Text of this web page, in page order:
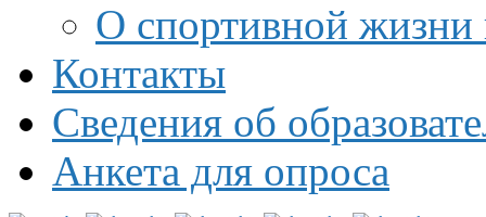
О спортивной жизни
Контакты
Сведения об
Анкета для опроса